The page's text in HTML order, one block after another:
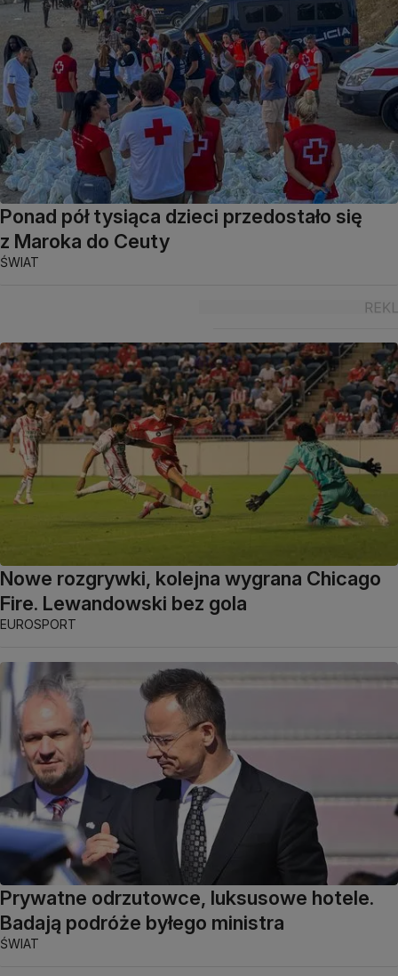
Ponad pół tysiąca dzieci przedostało się
z Maroka do Ceuty
ŚWIAT
Nowe rozgrywki, kolejna wygrana Chicago
Fire. Lewandowski bez gola
EUROSPORT
Prywatne odrzutowce, luksusowe hotele.
Badają podróże byłego ministra
ŚWIAT